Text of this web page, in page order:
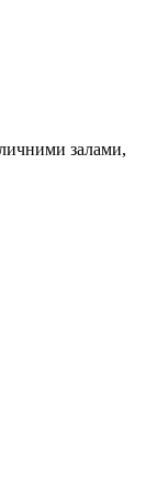
залами,